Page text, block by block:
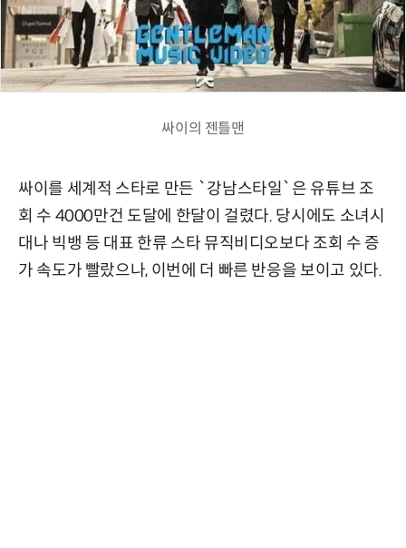
싸이의 젠틀맨
싸이를 세계적 스타로 만든 `강남스타일`은 유튜브 조
회 수 4000만건 도달에 한달이 걸렸다. 당시에도 소녀시
대나 빅뱅 등 대표 한류 스타 뮤직비디오보다 조회 수 증
가 속도가 빨랐으나, 이번에 더 빠른 반응을 보이고 있다.